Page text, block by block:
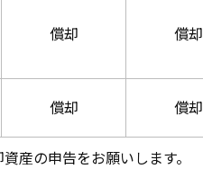
償却 償却
償却 償却
産の申告をお願いします。